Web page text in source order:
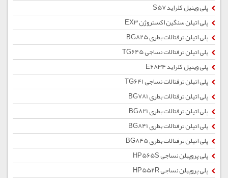
پلی وینیل کلراید S57
پلی اتیلن سنگین اکستروژن EX3
پلی اتیلن ترفتالات بطری BG825
پلی اتیلن ترفتالات نساجی TG645
پلی وینیل کلراید E6834
پلی اتیلن ترفتالات نساجی TG641
پلی اتیلن ترفتالات بطری BG781
پلی اتیلن ترفتالات بطری BG821
پلی اتیلن ترفتالات بطری BG841
پلی اتیلن ترفتالات بطری BG845
پلی پروپیلن نساجی HP565S
پلی پروپیلن نساجی HP552R